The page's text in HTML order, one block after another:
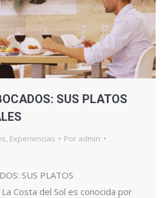
SUS PLATOS
Experiencias Por admin
SUS PLATOS
La Costa del Sol es conocida por